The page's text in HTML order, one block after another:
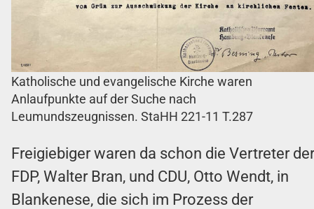
Katholische und evangelische Kirche waren
Anlaufpunkte auf der Suche nach
Leumundszeugnissen. StaHH 221-11 T.287
Freigiebiger waren da schon die Vertreter der
FDP, Walter Bran, und CDU, Otto Wendt, in
Blankenese, die sich im Prozess der